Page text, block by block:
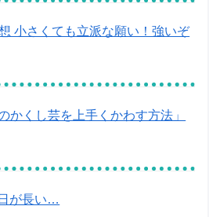
小さくても立派な願い！強いぞ
かくし芸を上手くかわす方法」
が長い…